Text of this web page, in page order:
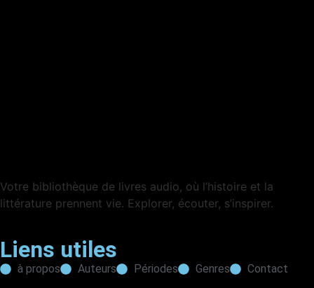
Votre bibliothèque de livres audio, où l’histoire et la
littérature prennent vie. Explorer, écouter, s’inspirer.
Liens utiles
à propos Auteurs Périodes Genres Contact